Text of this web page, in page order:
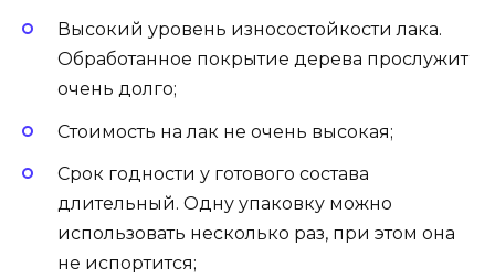
Высокий уровень износостойкости лака.
Обработанное покрытие дерева прослужит
очень долго;
Стоимость на лак не очень высокая;
Срок годности у готового состава
длительный. Одну упаковку можно
использовать несколько раз, при этом она
не испортится;